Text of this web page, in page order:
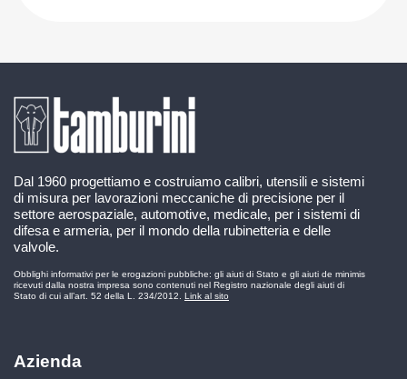
Dal 1960 progettiamo e costruiamo calibri, utensili e sistemi
di misura per lavorazioni meccaniche di precisione per il
settore aerospaziale, automotive, medicale, per i sistemi di
difesa e armeria, per il mondo della rubinetteria e delle
valvole.
Obblighi informativi per le erogazioni pubbliche: gli aiuti di Stato e gli aiuti de minimis
ricevuti dalla nostra impresa sono contenuti nel Registro nazionale degli aiuti di
Stato di cui all’art. 52 della L. 234/2012. Link al sito
Azienda